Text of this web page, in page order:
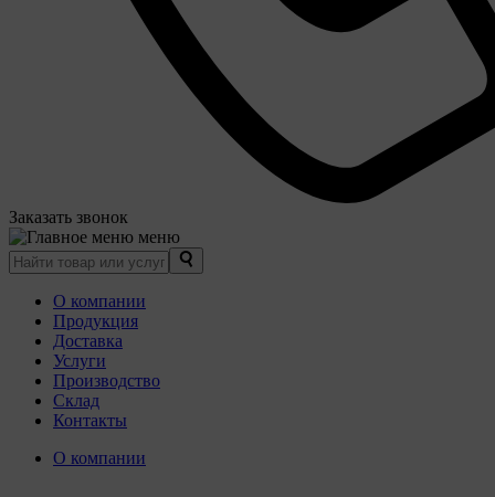
Заказать звонок
меню
О компании
Продукция
Доставка
Услуги
Производство
Склад
Контакты
О компании